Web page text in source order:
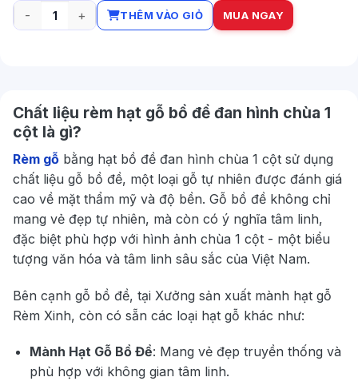
Rèm hạt gỗ bồ đề đan hình chùa 1 cột số lượng
THÊM VÀO GIỎ MUA NGAY
Chất liệu rèm hạt gỗ bồ đề đan hình chùa 1
cột là gì?
Rèm gỗ bằng hạt bồ đề đan hình chùa 1 cột sử dụng
chất liệu gỗ bồ đề, một loại gỗ tự nhiên được đánh giá
cao về mặt thẩm mỹ và độ bền. Gỗ bồ đề không chỉ
mang vẻ đẹp tự nhiên, mà còn có ý nghĩa tâm linh,
đặc biệt phù hợp với hình ảnh chùa 1 cột - một biểu
tượng văn hóa và tâm linh sâu sắc của Việt Nam.
Bên cạnh gỗ bồ đề, tại Xưởng sản xuất mành hạt gỗ
Rèm Xinh, còn có sẵn các loại hạt gỗ khác như:
Mành Hạt Gỗ Bồ Đề: Mang vẻ đẹp truyền thống và
phù hợp với không gian tâm linh.